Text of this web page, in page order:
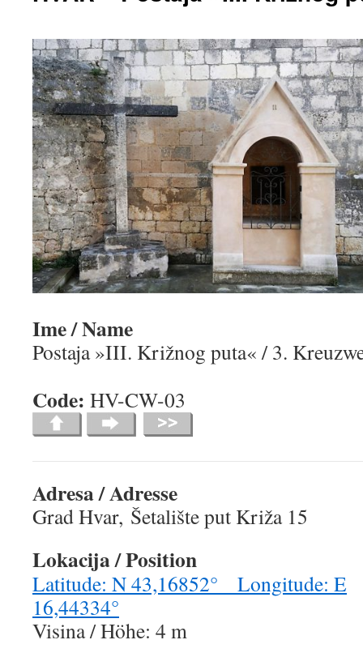
Ime / Name
Postaja »III. Križnog puta« / 3.
Code: HV-CW-
Adresa / Adresse
Grad Hvar, Šetalište put Križa 15
Lokacija / Position
Latitude: N 43,16852° Longitude: E
16,44334°
Visina / Höhe: 4 m